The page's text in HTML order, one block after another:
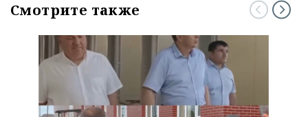
Смотрите также